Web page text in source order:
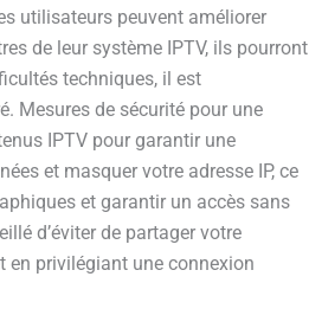
utilisateurs peuvent améliorer
de leur système IPTV, ils pourront
techniques, il est
Mesures de sécurité pour une
IPTV pour garantir une
et masquer votre adresse IP, ce
et garantir un accès sans
d’éviter de partager votre
en privilégiant une connexion